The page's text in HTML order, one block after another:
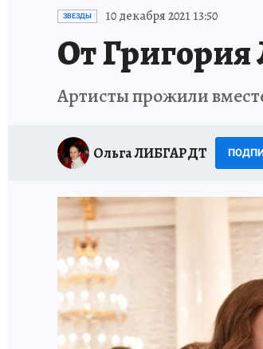
ИСПЫТАНО НА СЕБЕ
ЗВЕЗДЫ 10 декабря 2021 13:50
От
Артисты прожили
Ольга ЛИБГАРДТ